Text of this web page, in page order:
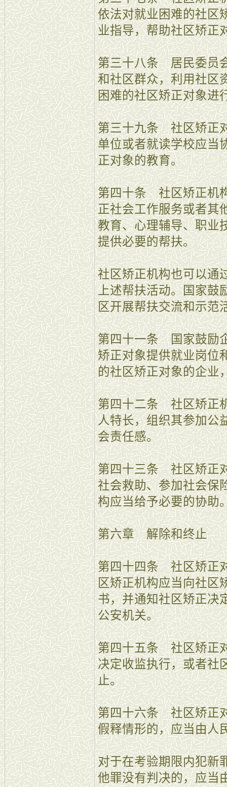
依法对就业困难的社区
业指导，帮助社区矫正
第三十八条 居民委员
和社区群众，利用社区
困难的社区矫正对象进
第三十九条 社区矫正
单位或者就读学校应当
正对象的教育。
第四十条 社区矫正机
正社会工作服务或者其
教育、心理辅导、职业
提供必要的帮扶。
社区矫正机构也可以通
上述帮扶活动。国家鼓
区开展帮扶交流和示范
第四十一条 国家鼓励
矫正对象提供就业岗位
的社区矫正对象的企业
第四十二条 社区矫正
人特长，组织其参加公
会责任感。
第四十三条 社区矫正
社会救助、参加社会保
构应当给予必要的协助
第六章 解除和终止
第四十四条 社区矫正
区矫正机构应当向社区
书，并通知社区矫正决
公安机关。
第四十五条 社区矫正
决定收监执行，或者社
止。
第四十六条 社区矫正
假释情形的，应当由人
对于在考验期限内犯新
他罪没有判决的，应当